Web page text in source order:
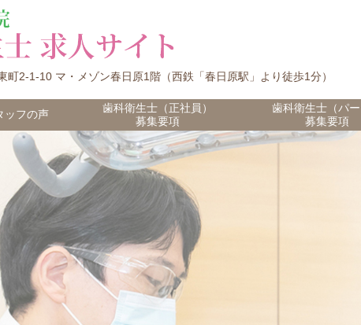
2-1-10 マ・メゾン春日原1階（西鉄「春日原駅」より徒歩1分）
ッフの声
歯科衛生士（正社員）
募集要項
歯科衛生士（パー
募集要項